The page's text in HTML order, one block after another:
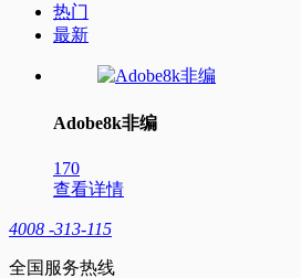
热门
最新
Adobe8k非编
170
查看详情
4008 -313-115
全国服务热线